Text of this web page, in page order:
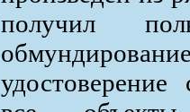
получил